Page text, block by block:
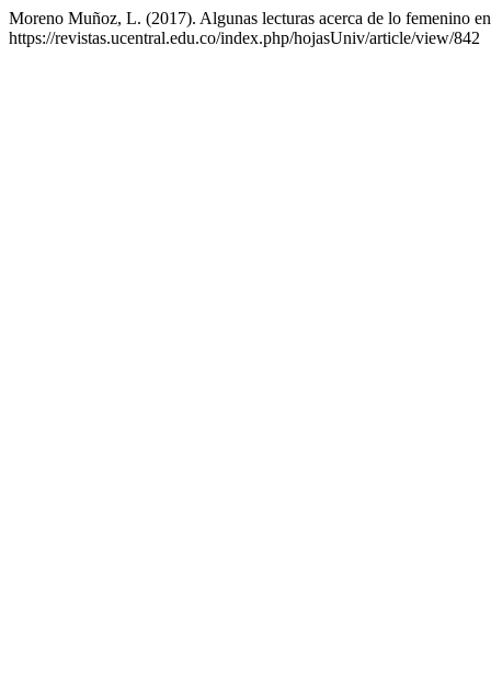
Moreno Muñoz, L. (2017). Algunas lecturas acerca de lo femenino
https://revistas.ucentral.edu.co/index.php/hojasUniv/article/view/842